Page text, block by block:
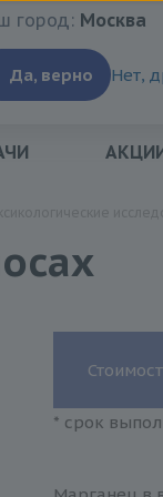
Ваш город:Москва
город: Москва
Да, верно Нет,
* срок